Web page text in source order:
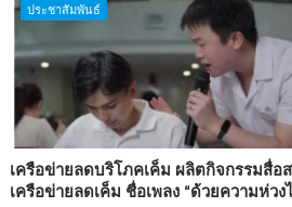
ประชาสัมพันธ์
เครือข่ายลดบริโภคเค็ม ผลิตกิจกรรมสื่อ
เครือข่ายลดเค็ม ชื่อเพลง “ด้วยความห่วง